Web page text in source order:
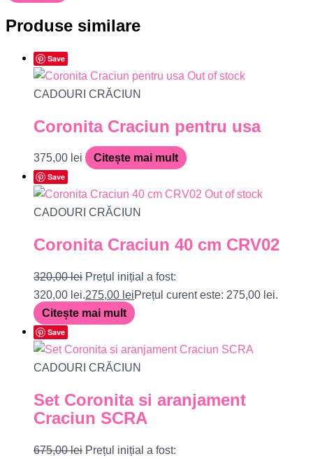
Produse similare
Save
Out of stock
CADOURI CRĂCIUN
Coronita Craciun pentru usa
375,00 lei Citește mai mult
Save
Out of stock
CADOURI CRĂCIUN
Coronita Craciun 40 cm CRV02
320,00lei Prețul inițial a fost:
320,00 lei.275,00 leiPrețul curent este: 275,00 lei.
Citește mai mult
Save
CADOURI CRĂCIUN
Set Coronita si aranjament
Craciun SCRA
675,00lei Prețul inițial a fost: